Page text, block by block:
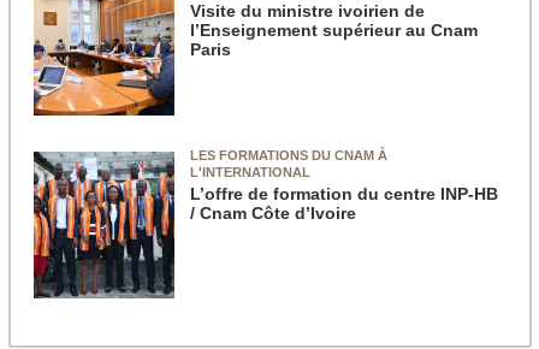
Visite du ministre ivoirien de
l’Enseignement supérieur au Cnam
Paris
LES FORMATIONS DU CNAM À
L'INTERNATIONAL
L’offre de formation du centre INP-HB
/ Cnam Côte d’Ivoire